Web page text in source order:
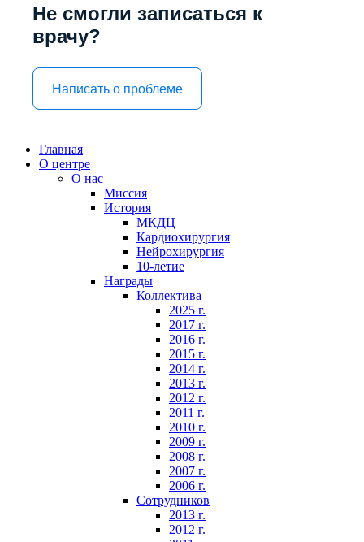
Не смогли записаться к
врачу?
Написать о проблеме
Главная
О центре
О нас
Миссия
История
МКДЦ
Кардиохирургия
Нейрохирургия
10-летие
Награды
Коллектива
2025 г.
2017 г.
2016 г.
2015 г.
2014 г.
2013 г.
2012 г.
2011 г.
2010 г.
2009 г.
2008 г.
2007 г.
2006 г.
Сотрудников
2013 г.
2012 г.